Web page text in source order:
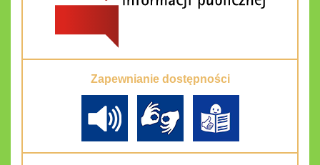
Zapewnianie dostępności